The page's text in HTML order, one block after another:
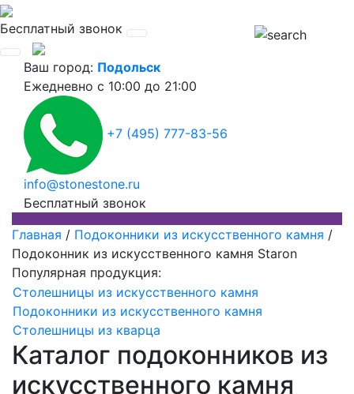
Бесплатный звонок
Ваш город: Подольск
Ежедневно с 10:00 до 21:00
+7 (495) 777-83-56
info@stonestone.ru
Бесплатный звонок
Главная / Подоконники из искусственного камня /
Подоконник из искусственного камня Staron
Популярная продукция:
Столешницы из искусственного камня
Подоконники из искусственного камня
Столешницы из кварца
Каталог подоконников из
искусственного камня